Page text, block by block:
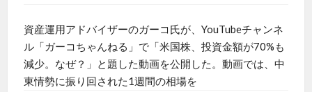
資産運用アドバイザーのガーコ氏が、YouTubeチャンネ
ル「ガーコちゃんねる」で「米国株、投資金額が70%も
減少。なぜ？」と題した動画を公開した。動画では、中
東情勢に振り回された1週間の相場を